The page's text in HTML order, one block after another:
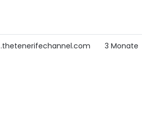
.thetenerifechannel.com 3 Monate